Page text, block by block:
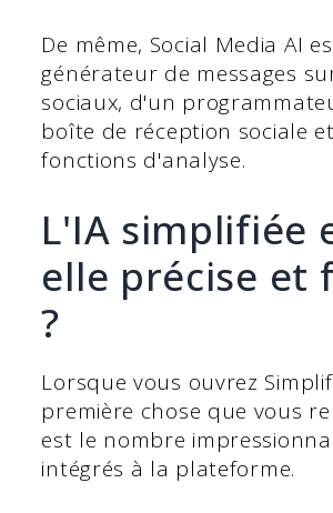
De même, Social Media AI
générateur de messages
sociaux, d'un
boîte de réception sociale
fonctions d'analyse.
L'IA simplifiée
elle précise et
?
Lorsque vous ouvrez
première chose que vous
est le nombre
intégrés à la plateforme.